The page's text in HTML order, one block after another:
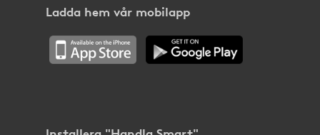
Ladda hem vår mobilapp